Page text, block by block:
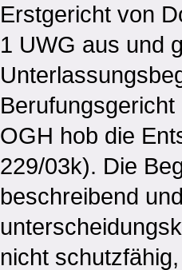
Erstgericht von
1 UWG aus und
OGH hob die
229/03k). Die
beschreibend
nicht